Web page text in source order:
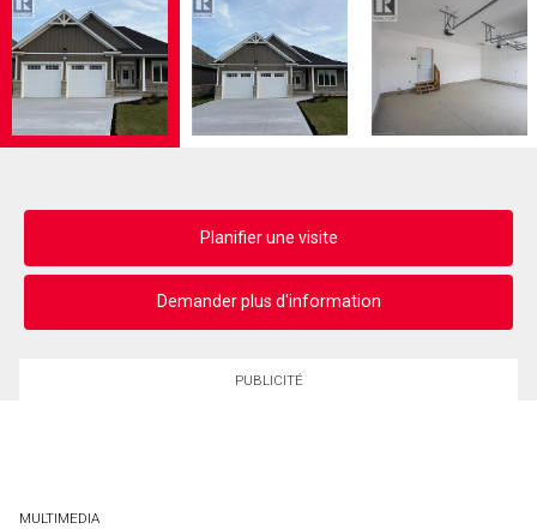
Planifier une visite
Demander plus d'information
PUBLICITÉ
MULTIMEDIA